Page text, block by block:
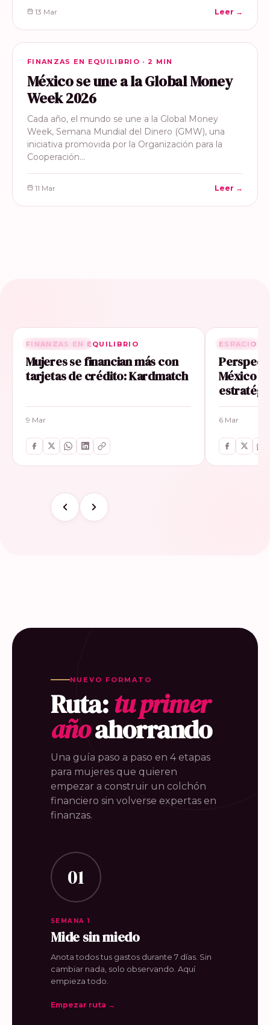
13 Mar Leer →
FINANZAS EN EQUILIBRIO
FINANZAS EN EQUILIBRIO · 2 MIN
México se une a la Global Money
Week 2026
Cada año, el mundo se une a la Global Money
Week, Semana Mundial del Dinero (GMW), una
iniciativa promovida por la Organización para la
Cooperación…
11 Mar Leer →
RELACIONADA
FINANZAS EN EQUILIBRIO
Mujeres se financian más con
tarjetas de crédito: Kardmatch
9 Mar
ESPACIO
México
6 Mar
NUEVO FORMATO
Ruta:tu primer
añoahorrando
Una guía paso a paso en 4 etapas
para mujeres que quieren
empezar a construir un colchón
financiero sin volverse expertas en
finanzas.
01
SEMANA 1
Mide sin miedo
Anota todos tus gastos durante 7 días. Sin
cambiar nada, solo observando. Aquí
empieza todo.
Empezar ruta →